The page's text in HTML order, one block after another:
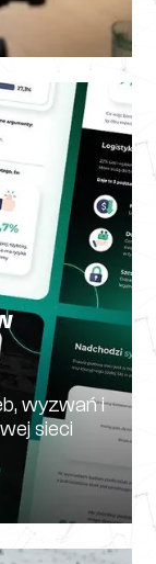
wyzwań i
sieci